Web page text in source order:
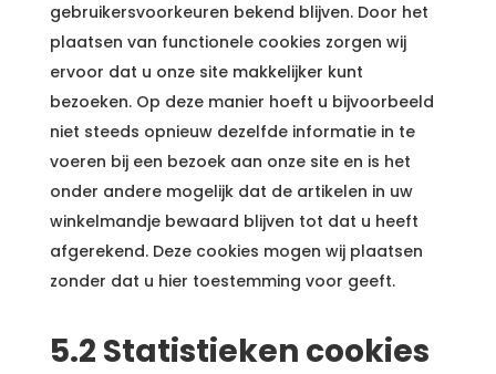
gebruikersvoorkeuren bekend blijven. Door het
plaatsen van functionele cookies zorgen wij
ervoor dat u onze site makkelijker kunt
bezoeken. Op deze manier hoeft u bijvoorbeeld
niet steeds opnieuw dezelfde informatie in te
voeren bij een bezoek aan onze site en is het
onder andere mogelijk dat de artikelen in uw
winkelmandje bewaard blijven tot dat u heeft
afgerekend. Deze cookies mogen wij plaatsen
zonder dat u hier toestemming voor geeft.
5.2 Statistieken cookies